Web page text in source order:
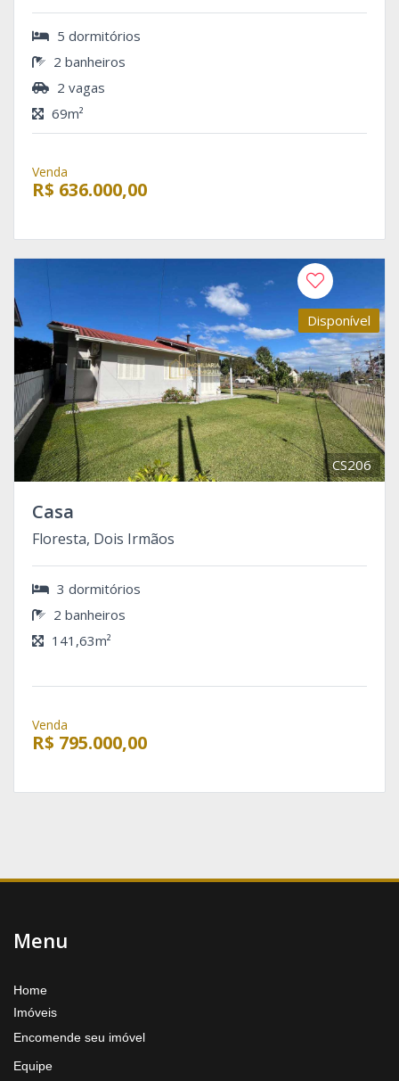
5 dormitórios
2 banheiros
2 vagas
69m²
Venda
R$ 636.000,00
Disponível
CS206
Casa
Floresta, Dois Irmãos
3 dormitórios
2 banheiros
141,63m²
Venda
R$ 795.000,00
Menu
Home
Imóveis
Encomende seu imóvel
Equipe